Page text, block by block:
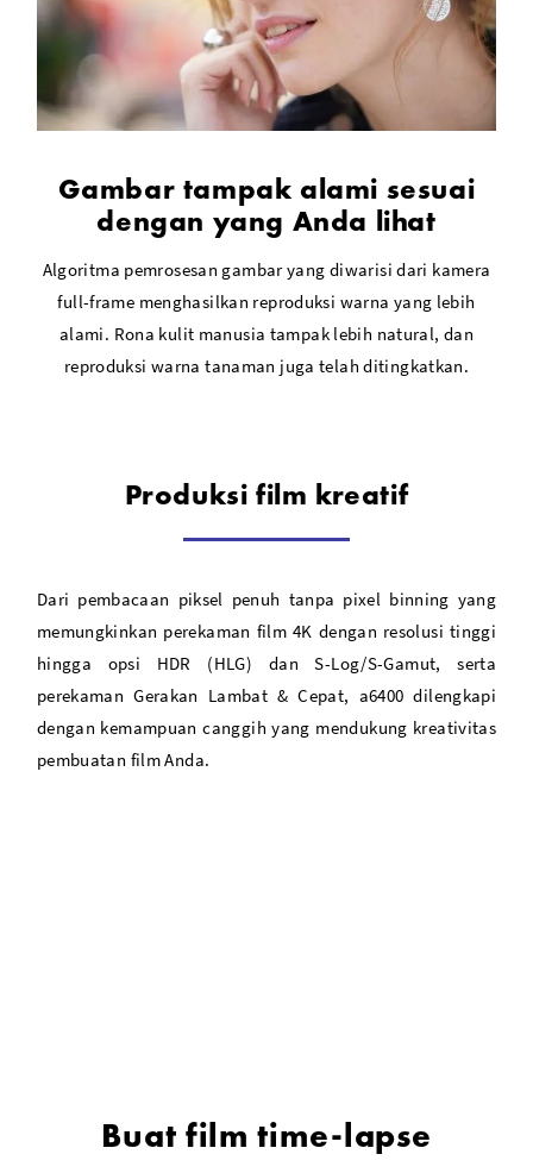
Gambar tampak alami sesuai
dengan yang Anda lihat
Algoritma pemrosesan gambar yang diwarisi dari kamera
full-frame menghasilkan reproduksi warna yang lebih
alami. Rona kulit manusia tampak lebih natural, dan
reproduksi warna tanaman juga telah ditingkatkan.
Produksi film kreatif
Dari pembacaan piksel penuh tanpa pixel binning yang
memungkinkan perekaman film 4K dengan resolusi tinggi
hingga opsi HDR (HLG) dan S-Log/S-Gamut, serta
perekaman Gerakan Lambat & Cepat, a6400 dilengkapi
dengan kemampuan canggih yang mendukung kreativitas
pembuatan film Anda.
Buat film time-lapse